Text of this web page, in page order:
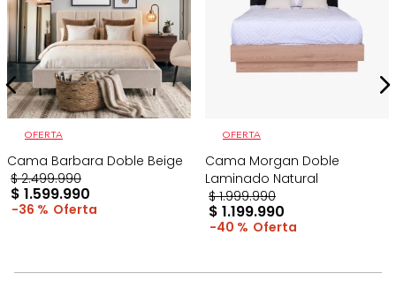
OFERTA
Cama Barbara Doble Beige
$ 2.499.990
$ 1.599.990
36 %
OFERTA
Cama Morgan Doble
Laminado Natural
$ 1.999.990
$ 1.199.990
40 %